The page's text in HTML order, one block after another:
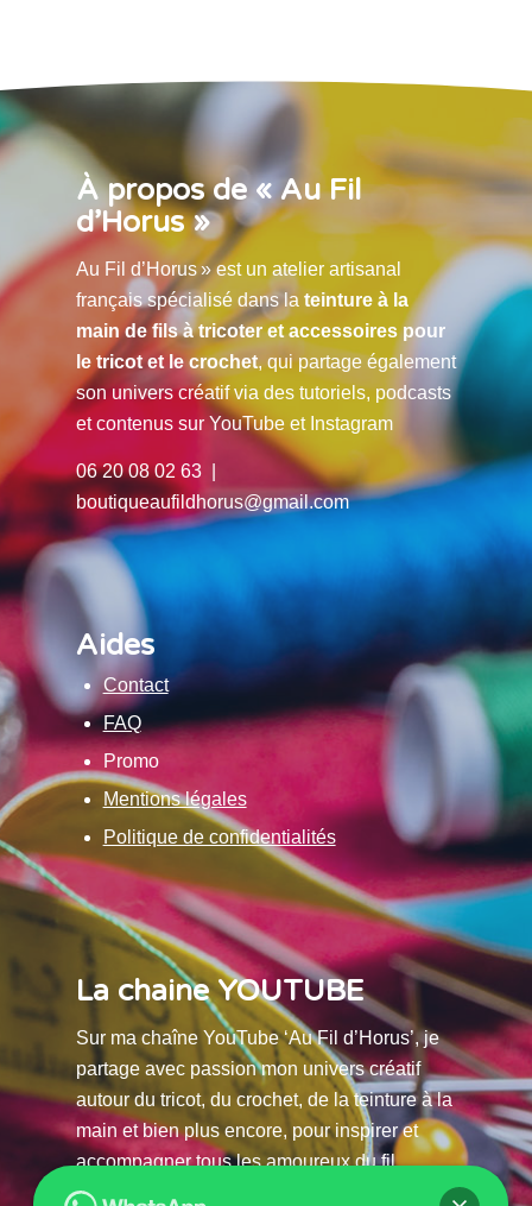
À propos de « Au Fil
d’Horus »
Au Fil d’Horus » est un atelier artisanal
français spécialisé dans la teinture à la
main de fils à tricoter et accessoires pour
le tricot et le crochet, qui partage également
son univers créatif via des tutoriels, podcasts
et contenus sur YouTube et Instagram
06 20 08 02 63 |
boutiqueaufildhorus@gmail.com
Aides
Contact
FAQ
Promo
Mentions légales
Politique de confidentialités
La chaine YOUTUBE
Sur ma chaîne YouTube ‘Au Fil d’Horus’, je
partage avec passion mon univers créatif
autour du tricot, du crochet, de la teinture à la
main et bien plus encore, pour inspirer et
accompagner tous les amoureux du fil.